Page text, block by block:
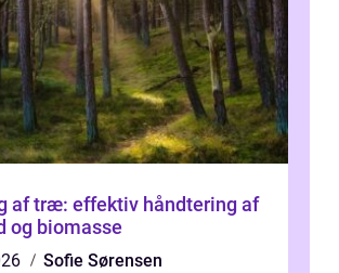
af træ: effektiv håndtering af
og biomasse
Sofie Sørensen